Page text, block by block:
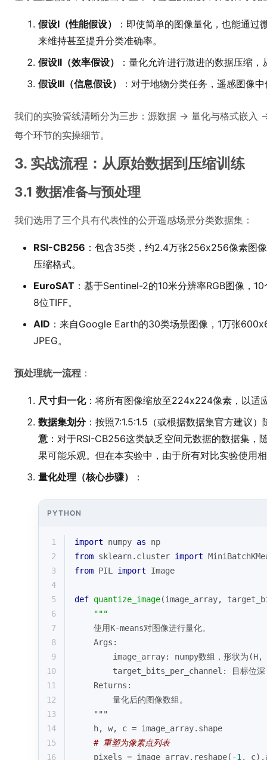
假设I（性能假设）
：即使简单的图像量化，也能通
来维持甚至提升分类准确率。
假设II（效率假设）
：量化允许进行激进的数据压缩
假设III（信息假设）
：对于地物分类任务，遥感图像
我们的实验管线清晰分为三步：源数据 -> 量化与格式嵌入
每个环节的实操细节。
3. 实战流程：从原始数据到压缩训练
3.1 数据准备与预处理
我们选用了三个具有代表性的公开遥感场景分类数据集：
RSI-CB256 ：包含35类，约2.4万张256x256像素图
压缩格式。
EuroSAT ：基于Sentinel-2的10米分辨率RGB图像，
8位TIFF。
AID ：来自Google Earth的30类场景图像，1万张
JPEG。
预处理统一流程 ：
尺寸归一化：将所有图像缩放至224x224像素，以适
数据集划分：按照7:1.5:1.5（或根据数据集官方建议
意 ：对于RSI-CB256这类缺乏空间元数据的数据集，
果可能乐观。但在本实验中，由于所有对比实验使用
量化处理（核心步骤）
：
PYTHON
1 import numpy as np
2
from sklearn.cluster import
3
from PIL import Image
4
5
def quantize_image(image_array,
6
"""
7
    使用K-means对图像进行量化。
8
    Args:
9
image_array: numpy数组，形状为(H,
10
target_bits_per_channel: 目标位深
11
    Returns:
12
        量化后的图像数组。
13
    """
14
    h, w, c = image_array.shape
15
# 重塑为像素点列表
16
    pixels = image_array.reshape(-
1 ,